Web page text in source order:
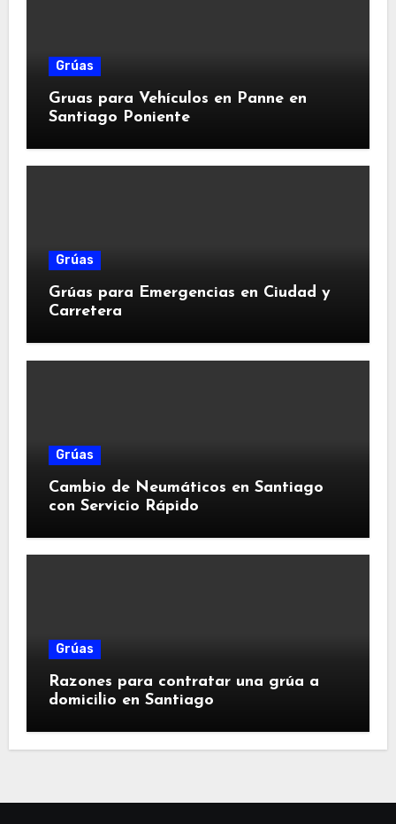
Grúas
Gruas para Vehículos en Panne en
Santiago Poniente
Grúas
Grúas para Emergencias en Ciudad y
Carretera
Grúas
Cambio de Neumáticos en Santiago
con Servicio Rápido
Grúas
Razones para contratar una grúa a
domicilio en Santiago